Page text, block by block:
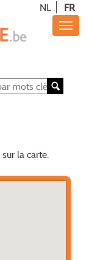
NL FR
la carte.